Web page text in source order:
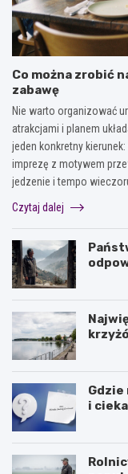
Co można zrobić
zabawę
Nie warto organizować
atrakcjami i planem
jeden konkretny
imprezę z motywem
jedzenie i tempo
Czytaj dalej
Gdzie
i